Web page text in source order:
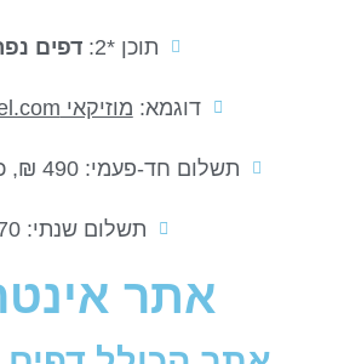
תוכן *2: דפים
דוגמא: מוזיקאי urinetanel.com
תשלום חד-פעמי: 490 ₪, כ- 150
תשלום שנתי: 70 ₪
אתר